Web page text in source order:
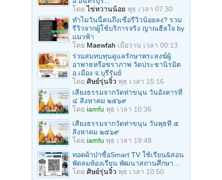
โดยไข่หวานน้อย พุธ เวลา 07:30
ทำไมวันนี้คนถึงเชื่อรีวิวน้อยลง? รวม
รีวิวจากผู้ใช้บริการจริง ญาณฮีลใจ by
แมวฟ้า
โดย Maewfah เมื่อวาน เวลา 00:13
ร่วมสมทบทุนดูแลรักษาพระสงฆ์ผู้
อาพาธหรือชราภาพ วัดประชานิรมิต
อ.เมือง จ.บุรีรัมย์
โดย ศิษย์รุ่นจิ๋ว พุธ เวลา 15:16
เสียงธรรมจากวัดท่าขนุน วันอังคารที่
๔ สิงหาคม ๒๕๖๙
โดย iamfu พุธ เวลา 10:36
เสียงธรรมจากวัดท่าขนุน วันพุธที่ ๕
สิงหาคม ๒๕๖๙
โดย iamfu พุธ เวลา 19:48
ทอดผ้าป่าซื้อSmart TV ใช้เรียน&สอน
พัดลมห้องเรียน พัฒนาสถานศึกษา...
โดย ศิษย์รุ่นจิ๋ว พุธ เวลา 10:50